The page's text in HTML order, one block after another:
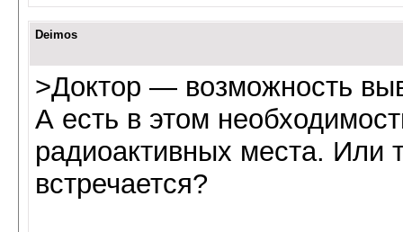
Deimos
>Доктор — возможность
А есть в этом
радиоактивных места. Или
встречается?